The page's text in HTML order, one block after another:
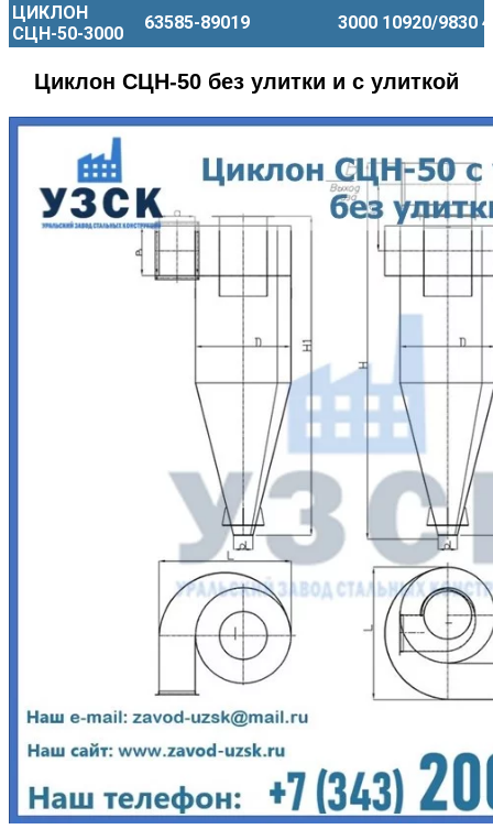
ЦИКЛОН
СЦН-50-3000
63585-89019 3000 10920/9830
Циклон СЦН-50 без улитки и с улиткой